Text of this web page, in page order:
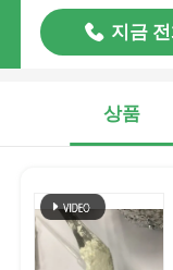
지금
상품